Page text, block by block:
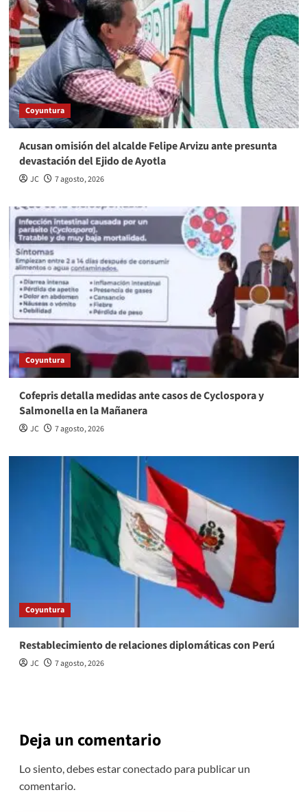
Coyuntura
Acusan omisión del alcalde Felipe Arvizu ante presunta
devastación del Ejido de Ayotla
JC 7 agosto, 2026
Coyuntura
Cofepris detalla medidas ante casos de Cyclospora y
Salmonella en la Mañanera
JC 7 agosto, 2026
Coyuntura
Restablecimiento de relaciones diplomáticas con Perú
JC 7 agosto, 2026
Deja un comentario
Lo siento, debes estarconectadopara publicar un
comentario.